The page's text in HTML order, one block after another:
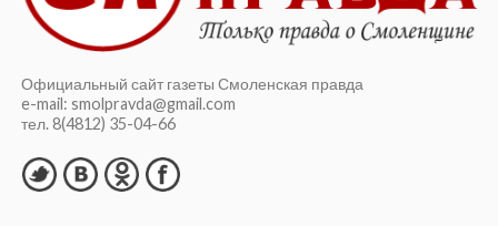
ПОЛИТИКА
Не спасет пиар-отдел, если нет
Опубликовано
Обманул государство ради бизнеса:
смоленскому предпринимателю дали